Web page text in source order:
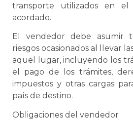
transporte utilizados en
acordado.
El vendedor debe asumir
riesgos ocasionados al llevar
aquel lugar, incluyendo los
el pago de los trámites,
impuestos y otras cargas
país de destino.
Obligaciones del vendedor